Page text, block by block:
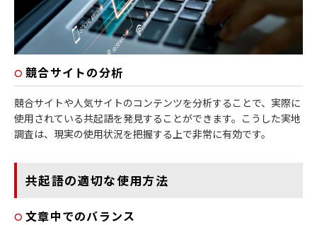
競合サイトの分析
競合サイトや人気サイトのコンテンツを分析することで、実際に
使用されている共起語を発見することができます。こうした実地
調査は、現実の使用状況を把握する上で非常に有効です。
共起語の適切な使用方法
文章中でのバランス